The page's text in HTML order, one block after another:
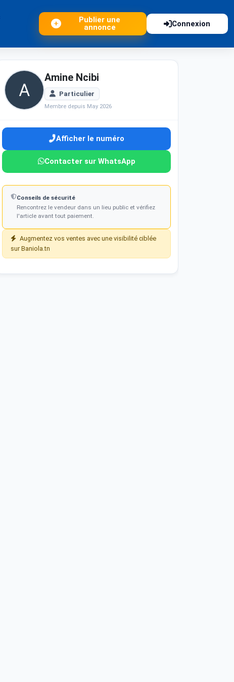
Publier une
annonce
Connexion
Amine Ncibi
Particulier
Membre depuis May 2026
Afficher le numéro
Contacter sur WhatsApp
Conseils de sécurité
Rencontrez le vendeur dans un lieu public et vérifiez
l'article avant tout paiement.
Augmentez vos ventes avec une visibilité ciblée
sur Baniola.tn